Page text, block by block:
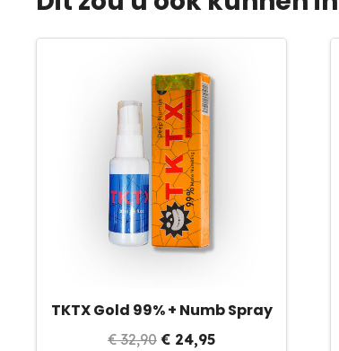
kan
TKTX Gold 99% + Numb Spray
€32,90 Oorspronkelijke
€ 24,95Huidige